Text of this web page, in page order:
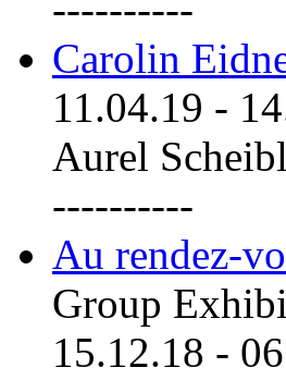
Carolin
11.04.19 -
Aurel
----------
Au rendez-
Group
15.12.18 -